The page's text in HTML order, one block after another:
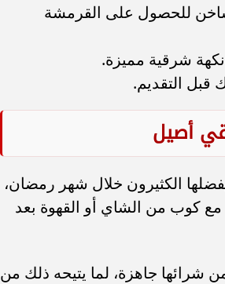
للحصول على القرمشة
شرقية مميزة.
قبل التقديم.
أصيل
الكثيرون خلال شهر رمضان،
مع كوب من الشاي أو القهوة بعد
شرائها جاهزة، لما يتيحه ذلك من